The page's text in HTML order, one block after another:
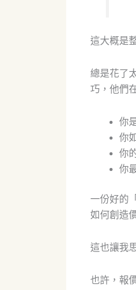
這大概是
總是花了
巧，他們
你
你
你
你
一份好的
如何創造
這也讓我
也許，報